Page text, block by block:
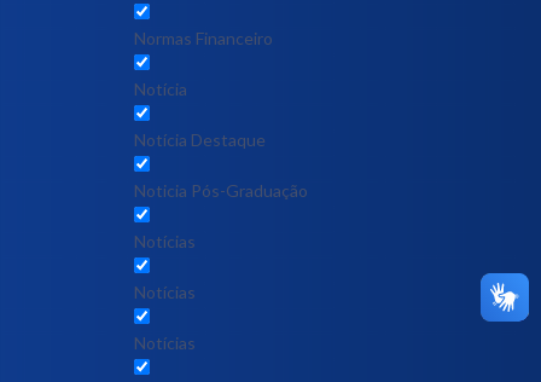
Normas Financeiro
Notícia
Notícia Destaque
Noticia Pós-Graduação
Notícias
Notícias
Notícias